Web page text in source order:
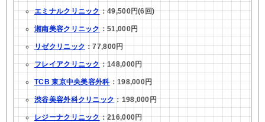
エミナルクリニック：49,500円(6回)
湘南美容クリニック：51,000円
リゼクリニック：77,800円
フレイアクリニック：148,000円
TCB 東京中央美容外科：198,000円
渋谷美容外科クリニック：198,000円
レジーナクリニック：216,000円